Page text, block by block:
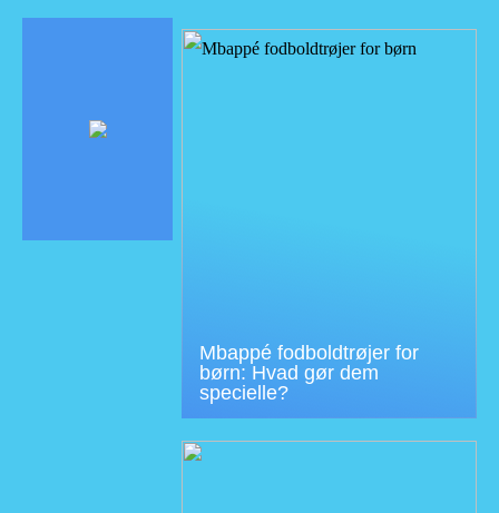
Mbappé fodboldtrøjer for
børn: Hvad gør dem
specielle?